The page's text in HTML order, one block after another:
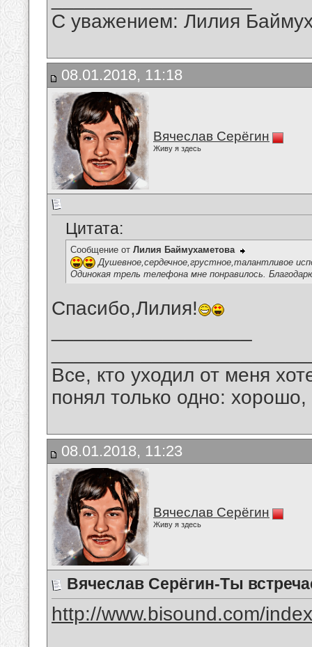
С уважением: Лилия
08.01.2018, 11:18
Вячеслав Серёгин
Живу я здесь
Цитата:
Сообщение от Лилия Баймухаметова
Душевное,сердечное,грустное,талантливое
Одинокая трель телефона мне понравилось.
Спасибо,Лилия!
Все, кто уходил от меня
понял только одно:
08.01.2018, 11:23
Вячеслав Серёгин
Живу я здесь
Вячеслав Серёгин-Ты
http://www.bisound.com/